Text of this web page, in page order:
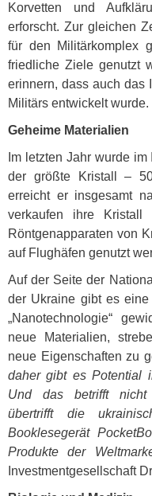
Korvetten und
erforscht. Zur gleichen
für den Militärkomplex
friedliche Ziele genutzt
erinnern, dass auch das
Militärs entwickelt wurde.
Geheime Materialien
Im letzten Jahr wurde
der größte Kristall –
erreicht er insgesamt
verkaufen ihre
Röntgenapparaten von
auf Flughäfen genutzt
Auf der Seite der
der Ukraine gibt es
„Nanotechnologie“
neue Materialien,
neue Eigenschaften zu
daher gibt es Potential
Und das betrifft nicht
übertrifft die
Booklesegerät
Produkte der
Investmentgesellschaft